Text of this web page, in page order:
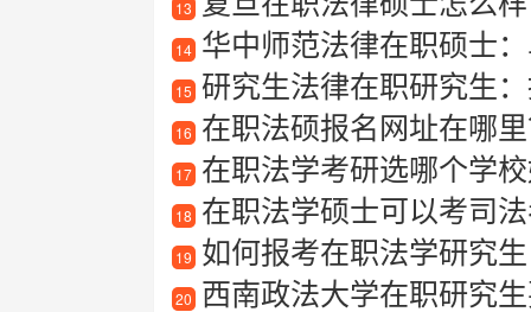
13
14 华中师范法律在职硕士
15 研究生法律在职研究生
16 在职法硕报名网址在哪
17 在职法学考研选哪个学
18 在职法学硕士可以考司
19 如何报考在职法学研究生
20 西南政法大学在职研究